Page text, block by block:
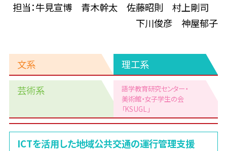
担当：牛見宣博 青木幹太 佐藤昭則 村上剛司
下川俊彦 神屋郁子
文系
理工系
芸術系
語学教育研究センター・
美術館・女子学生の会
「KSUGL」
ICTを活用した地域公共交通の運行管理支援